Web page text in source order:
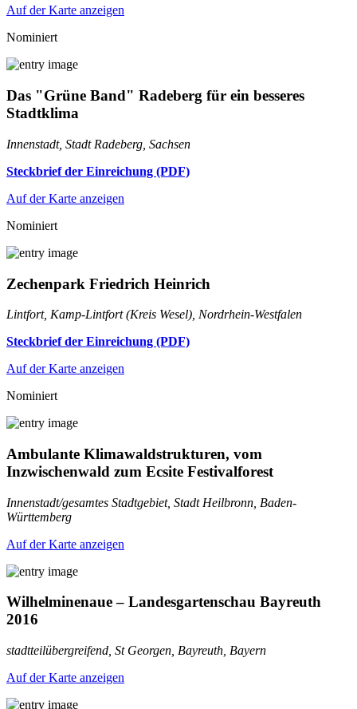
Auf der Karte anzeigen
Nominiert
Das "Grüne Band" Radeberg für ein besseres
Stadtklima
Innenstadt, Stadt Radeberg, Sachsen
Steckbrief der Einreichung (PDF)
Auf der Karte anzeigen
Nominiert
Zechenpark Friedrich Heinrich
Lintfort, Kamp-Lintfort (Kreis Wesel), Nordrhein-Westfalen
Steckbrief der Einreichung (PDF)
Auf der Karte anzeigen
Nominiert
Ambulante Klimawaldstrukturen, vom
Inzwischenwald zum Ecsite Festivalforest
Innenstadt/gesamtes Stadtgebiet, Stadt Heilbronn, Baden-
Württemberg
Auf der Karte anzeigen
Wilhelminenaue – Landesgartenschau Bayreuth
2016
stadtteilübergreifend, St Georgen, Bayreuth, Bayern
Auf der Karte anzeigen